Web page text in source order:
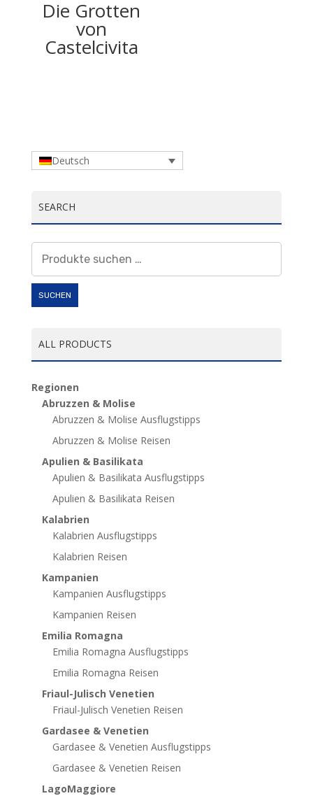
Die Grotten
von
Castelcivita
Deutsch
SEARCH
nach:
SUCHEN
ALL PRODUCTS
Regionen
Abruzzen & Molise
Abruzzen & Molise Ausflugstipps
Abruzzen & Molise Reisen
Apulien & Basilikata
Apulien & Basilikata Ausflugstipps
Apulien & Basilikata Reisen
Kalabrien
Kalabrien Ausflugstipps
Kalabrien Reisen
Kampanien
Kampanien Ausflugstipps
Kampanien Reisen
Emilia Romagna
Emilia Romagna Ausflugstipps
Emilia Romagna Reisen
Friaul-Julisch Venetien
Friaul-Julisch Venetien Reisen
Gardasee & Venetien
Gardasee & Venetien Ausflugstipps
Gardasee & Venetien Reisen
LagoMaggiore